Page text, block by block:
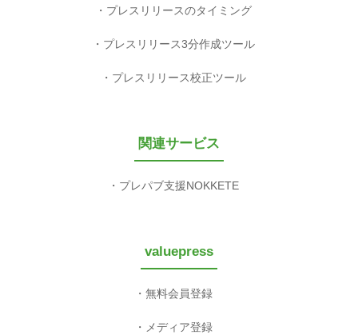
プレスリリースのタイミング
プレスリリース3分作成ツール
プレスリリース校正ツール
関連サービス
プレパブ支援NOKKETE
valuepress
無料会員登録
メディア登録